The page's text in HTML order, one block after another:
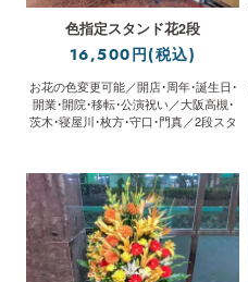
色指定スタンド花2段
16,500円(税込)
お花の色変更可能／開店・周年・誕生日・
開業・開院・移転・公演祝い／大阪高槻・
茨木・寝屋川・枚方・守口・門真／2段スタ